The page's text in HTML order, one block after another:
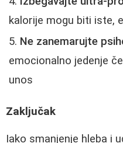
kalorije mogu biti iste,
Ne zanemarujte
emocionalno jedenje
unos
Zaključak
Iako smanjenje hleba i